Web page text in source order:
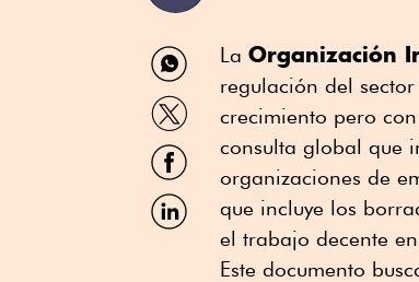
Compartir
por
WhatsApp
Compartir
por
Twitter
Compartir
por
Facebook
Compartir
por
La Organización
regulación del
crecimiento pero
consulta global que
organizaciones de
que incluye los
el trabajo decente
Este documento